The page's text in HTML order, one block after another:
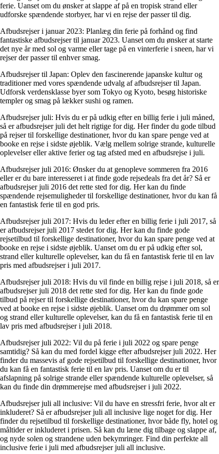
ferie. Uanset om du ønsker at slappe af på en tropisk strand eller
udforske spændende storbyer, har vi en rejse der passer til dig.
Afbudsrejser i januar 2023: Planlæg din ferie på forhånd og find
fantastiske afbudsrejser til januar 2023. Uanset om du ønsker at starte
det nye år med sol og varme eller tage på en vinterferie i sneen, har vi
rejser der passer til enhver smag.
Afbudsrejser til Japan: Oplev den fascinerende japanske kultur og
traditioner med vores spændende udvalg af afbudsrejser til Japan.
Udforsk verdensklasse byer som Tokyo og Kyoto, besøg historiske
templer og smag på lækker sushi og ramen.
Afbudsrejser juli: Hvis du er på udkig efter en billig ferie i juli måned,
så er afbudsrejser juli det helt rigtige for dig. Her finder du gode tilbud
på rejser til forskellige destinationer, hvor du kan spare penge ved at
booke en rejse i sidste øjeblik. Vælg mellem solrige strande, kulturelle
oplevelser eller aktive ferier og tag afsted med en afbudsrejse i juli.
Afbudsrejser juli 2016: Ønsker du at genopleve sommeren fra 2016
eller er du bare interesseret i at finde gode rejsedeals fra det år? Så er
afbudsrejser juli 2016 det rette sted for dig. Her kan du finde
spændende rejsemuligheder til forskellige destinationer, hvor du kan få
en fantastisk ferie til en god pris.
Afbudsrejser juli 2017: Hvis du leder efter en billig ferie i juli 2017, så
er afbudsrejser juli 2017 stedet for dig. Her kan du finde gode
rejsetilbud til forskellige destinationer, hvor du kan spare penge ved at
booke en rejse i sidste øjeblik. Uanset om du er på udkig efter sol,
strand eller kulturelle oplevelser, kan du få en fantastisk ferie til en lav
pris med afbudsrejser i juli 2017.
Afbudsrejser juli 2018: Hvis du vil finde en billig rejse i juli 2018, så er
afbudsrejser juli 2018 det rette sted for dig. Her kan du finde gode
tilbud på rejser til forskellige destinationer, hvor du kan spare penge
ved at booke en rejse i sidste øjeblik. Uanset om du drømmer om sol
og strand eller kulturelle oplevelser, kan du få en fantastisk ferie til en
lav pris med afbudsrejser i juli 2018.
Afbudsrejser juli 2022: Vil du på ferie i juli 2022 og spare penge
samtidig? Så kan du med fordel kigge efter afbudsrejser juli 2022. Her
finder du massevis af gode rejsetilbud til forskellige destinationer, hvor
du kan få en fantastisk ferie til en lav pris. Uanset om du er til
afslapning på solrige strande eller spændende kulturelle oplevelser, så
kan du finde din drømmerejse med afbudsrejser i juli 2022.
Afbudsrejser juli all inclusive: Vil du have en stressfri ferie, hvor alt er
inkluderet? Så er afbudsrejser juli all inclusive lige noget for dig. Her
finder du rejsetilbud til forskellige destinationer, hvor både fly, hotel og
måltider er inkluderet i prisen. Så kan du læne dig tilbage og slappe af,
og nyde solen og strandene uden bekymringer. Find din perfekte all
inclusive ferie i juli med afbudsrejser juli all inclusive.